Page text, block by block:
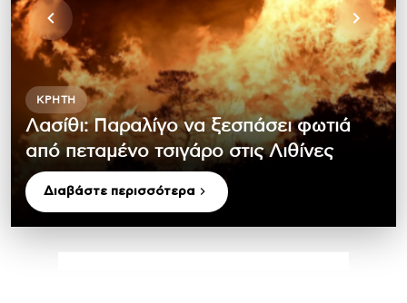
ΚΡΉΤΗ
Λασίθι: Παραλίγο να ξεσπάσει φωτιά
από πεταμένο τσιγάρο στις Λιθίνες
Διαβάστε περισσότερα